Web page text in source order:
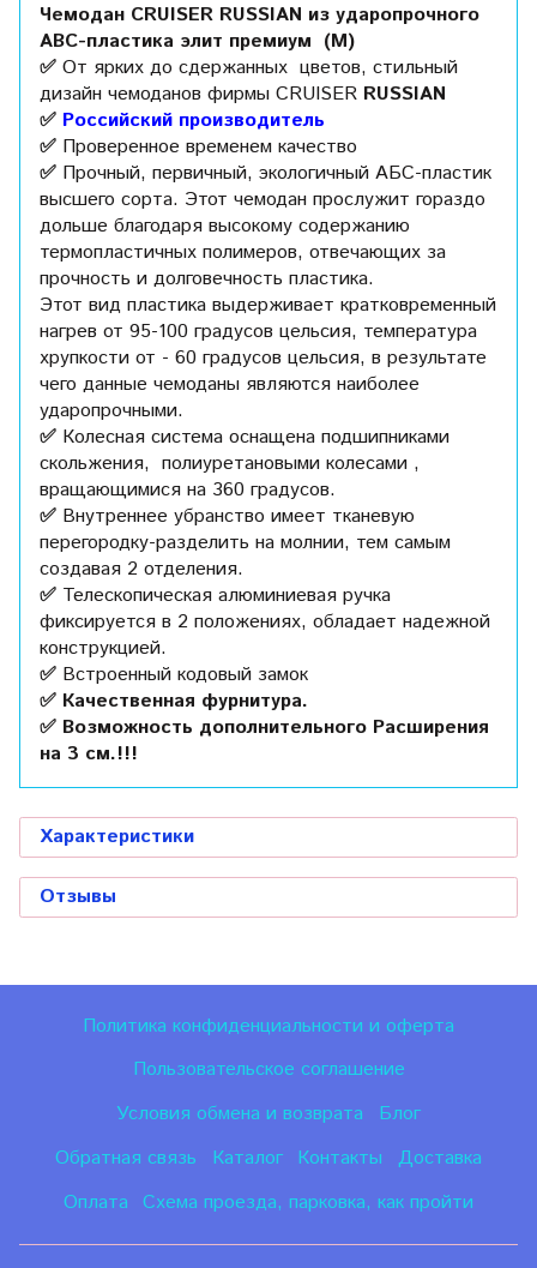
Чемодан CRUISER RUSSIAN из ударопрочного
ABC-пластика элит премиум (M)
✅ От ярких до сдержанных цветов, стильный
дизайн чемоданов фирмы CRUISER RUSSIAN
✅ Российский производитель
✅ Проверенное временем качество
✅ Прочный, первичный, экологичный АБС-пластик
высшего сорта. Этот чемодан прослужит гораздо
дольше благодаря высокому содержанию
термопластичных полимеров, отвечающих за
прочность и долговечность пластика.
Этот вид пластика выдерживает кратковременный
нагрев от 95-100 градусов цельсия, температура
хрупкости от - 60 градусов цельсия, в результате
чего данные чемоданы являются наиболее
ударопрочными.
✅ Колесная система оснащена подшипниками
скольжения, полиуретановыми колесами ,
вращающимися на 360 градусов.
✅ Внутреннее убранство имеет тканевую
перегородку-разделить на молнии, тем самым
создавая 2 отделения.
✅ Телескопическая алюминиевая ручка
фиксируется в 2 положениях, обладает надежной
конструкцией.
✅ Встроенный кодовый замок
✅ Качественная фурнитура.
✅ Возможность дополнительного Расширения
на 3 см.!!!
Характеристики
Отзывы
Политика конфиденциальности и оферта
Пользовательское соглашение
Условия обмена и возврата
Блог
Обратная связь
Каталог Контакты
Доставка
Оплата Схема проезда, парковка, как пройти